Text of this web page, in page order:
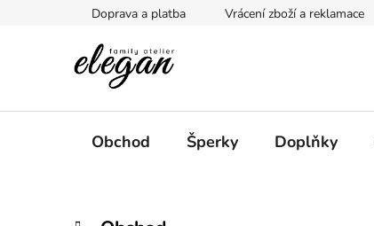
Doprava a platba Vrácení zboží a reklamace
Obchod Šperky Doplňky
PPřeskočit
K